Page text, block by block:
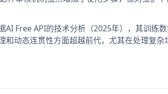
Free API的技术分析（2025年），其训练
动态连贯性方面超越前代，尤其在处理复杂